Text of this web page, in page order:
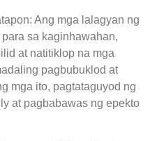
Ang mga lalagyan ng
sa kaginhawahan,
at natitiklop na mga
pagbubuklod at
mga ito, pagtataguyod ng
at pagbabawas ng epekto